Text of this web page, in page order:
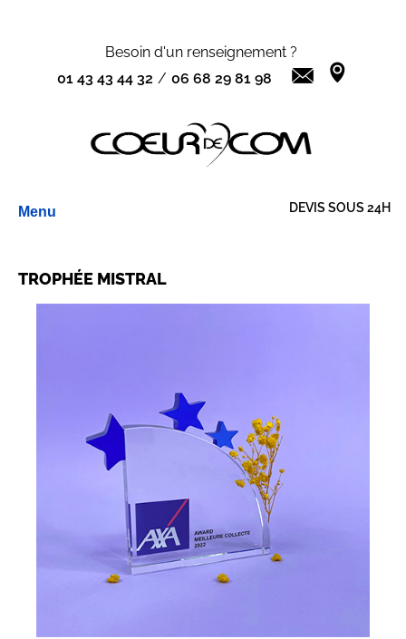
Besoin d'un renseignement ?
01 43 43 44 32 / 06 68 29 81 98
Menu DEVIS SOUS 24H
TROPHÉE MISTRAL